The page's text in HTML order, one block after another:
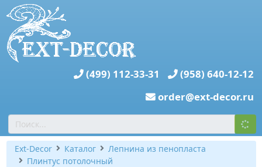
(499) 112-33-31
(958) 640-12-12
order@ext-decor.ru
Ext-Decor Каталог
Лепнина из пенопласта
Плинтус потолочный